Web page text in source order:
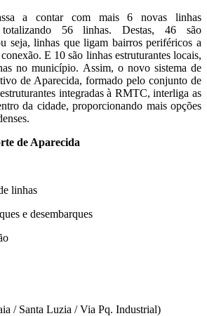
a contar com mais 6 novas linhas
totalizando 56 linhas. Destas, 46 são
seja, linhas que ligam bairros periféricos a
E 10 são linhas estruturantes locais,
no município. Assim, o novo sistema de
de Aparecida, formado pelo conjunto de
integradas à RMTC, interliga as
da cidade, proporcionando mais opções
de Aparecida
linhas
e desembarques
/ Santa Luzia / Via Pq. Industrial)